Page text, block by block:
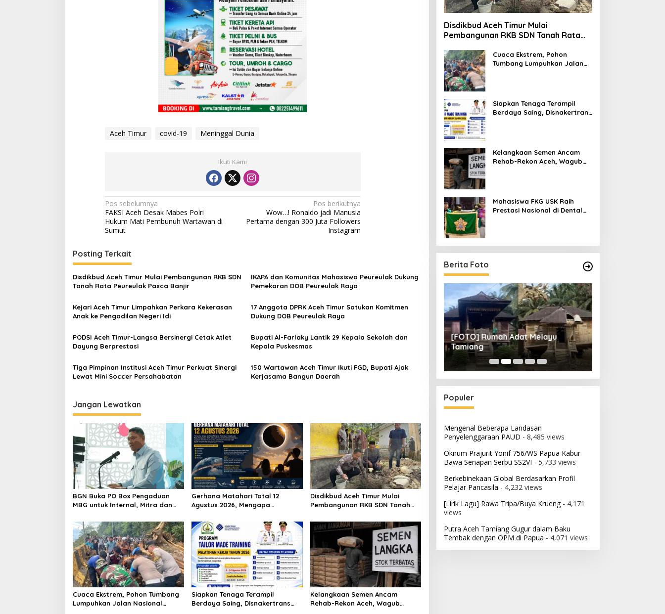
Aceh Timur covid-19 Meninggal Dunia
Ikuti Kami
N
a
v
i
g
a
s
i
p
o
s
Pos sebelumnya
FAKSI Aceh Desak Mabes Polri
Hukum Mati Pembunuh Wartawan di
Sumut
Pos berikutnya
Wow…! Ronaldo jadi Manusia
Pertama dengan 300 Juta Followers
Instagram
Posting Terkait
Disdikbud Aceh Timur Mulai Pembangunan RKB SDN
Tanah Rata Peureulak Pasca Banjir
IKAPA dan Komunitas Mahasiswa Peureulak Dukung
Pemekaran DOB Peureulak Raya
Kejari Aceh Timur Limpahkan Perkara Kekerasan
Anak ke Pengadilan Negeri Idi
17 Anggota DPRK Aceh Timur Satukan Komitmen
Dukung DOB Peureulak Raya
PODSI Aceh Timur-Langsa Bersinergi Cetak Atlet
Dayung Berprestasi
Bupati Al-Farlaky Lantik 29 Kepala Sekolah dan
Kepala Puskesmas
Tiga Pimpinan Institusi Aceh Timur Perkuat Sinergi
Lewat Mini Soccer Persahabatan
150 Wartawan Aceh Timur Ikuti FGD, Bupati Ajak
Kerjasama Bangun Daerah
Jangan Lewatkan
BGN Buka PO Box Pengaduan
MBG untuk Internal, Mitra dan
Gerhana Matahari Total 12
Agustus 2026, Mengapa
Disdikbud Aceh Timur Mulai
Pembangunan RKB SDN Tanah
Cuaca Ekstrem, Pohon Tumbang
Lumpuhkan Jalan Nasional
Siapkan Tenaga Terampil
Berdaya Saing, Disnakertrans
Kelangkaan Semen Ancam
Rehab-Rekon Aceh, Wagub
Disdikbud Aceh Timur Mulai
Pembangunan RKB SDN Tanah Rata
Cuaca Ekstrem, Pohon
Tumbang Lumpuhkan Jalan
Siapkan Tenaga Terampil
Berdaya Saing, Disnakertrans
Kelangkaan Semen Ancam
Rehab-Rekon Aceh, Wagub
Mahasiswa FKG USK Raih
Prestasi Nasional di Dental
Berita Foto
[FOTO] Anies Baswedan Tinjau
Program Turun Tangan Air Bersih
[FOTO] Rumah Adat Melayu
Tamiang
Populer
Mengenal Beberapa Landasan
Penyelenggaraan PAUD - 8,485 views
Oknum Prajurit Yonif 756/WS Papua Kabur
Bawa Senapan Serbu SS2VI - 5,733 views
Berkebinekaan Global Berdasarkan Profil
Pelajar Pancasila - 4,232 views
[Lirik Lagu] Rawa Tripa/Buya Krueng- 4,171
views
Putra Aceh Tamiang Gugur dalam Baku
Tembak dengan OPM di Papua - 4,071 views